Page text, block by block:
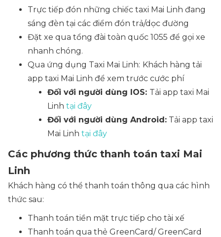
Trực tiếp đón những chiếc taxi Mai Linh đang
sáng đèn tại các điểm đón trả/dọc đường
Đặt xe qua tổng đài toàn quốc 1055 để gọi xe
nhanh chóng.
Qua ứng dụng Taxi Mai Linh: Khách hàng tải
app taxi Mai Linh để xem trước cước phí
Đối với người dùng IOS: Tải app taxi Mai
Linh tại đây
Đối với người dùng Android: Tải app taxi
Mai Linh tại đây
Các phương thức thanh toán taxi Mai
Linh
Khách hàng có thể thanh toán thông qua các hình
thức sau:
Thanh toán tiền mặt trực tiếp cho tài xế
Thanh toán qua thẻ GreenCard/ GreenCard